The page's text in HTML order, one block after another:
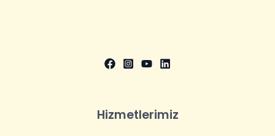
Hizmetlerimiz